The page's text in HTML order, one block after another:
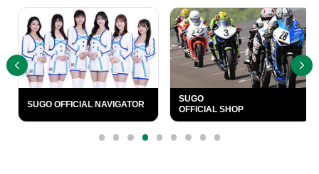
SUGO OFFICIAL NAVIGATOR
SUGO
OFFICIAL SHOP
0 1 2 3 4 5 6 7 8
PREV NEXT